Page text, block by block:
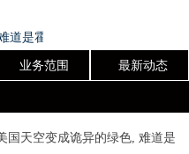
道是霍金预言成真? 美专家给出
业务范围 最新动态
国天空变成诡异的绿色, 难道是